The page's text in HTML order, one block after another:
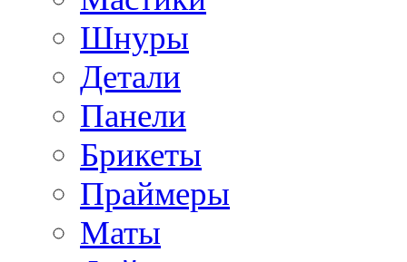
Шнуры
Детали
Панели
Брикеты
Праймеры
Маты